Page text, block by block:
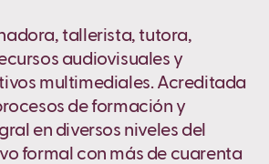
tallerista, tutora,
audiovisuales y
multimediales. Acreditada
de formación y
en diversos niveles del
formal con más de cuarenta